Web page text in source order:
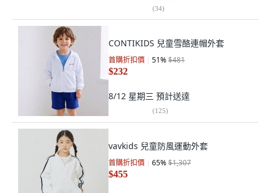
(34)
CONTIKIDS 兒童雪酪連帽外套
首購折扣價 51%$481
$232
8/12 星期三 預計送達
(125)
vavkids 兒童防風運動外套
首購折扣價 65%$1,307
$455